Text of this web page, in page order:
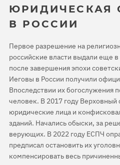
ЮРИДИЧЕСКАЯ
В РОССИИ
Первое разрешение на
российские власти выдали еще в
после завершения эпохи
Иеговы в России получили
Впоследствии их богослужения
человек. В 2017 году Верховный
юридические лица и
зданий. Начались обыски, за
верующих. В 2022 году ЕСПЧ
предписал остановить их
компенсировать весь